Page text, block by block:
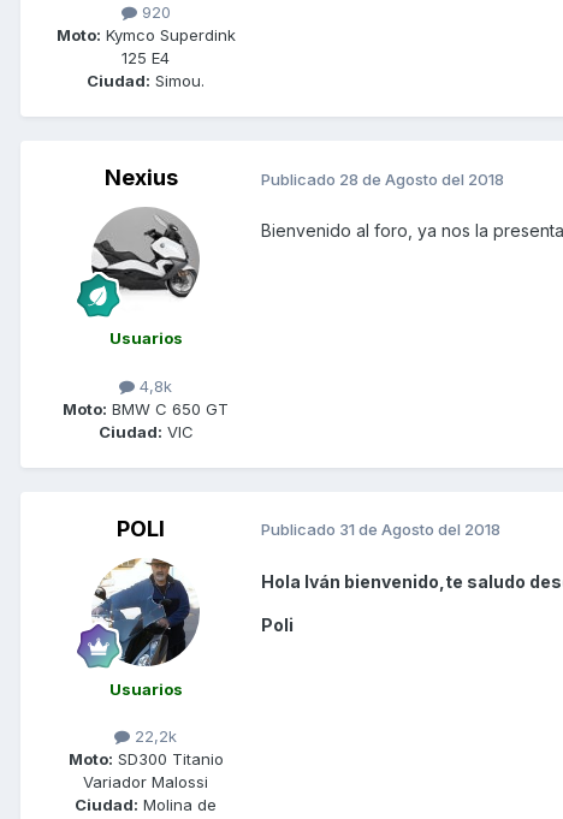
920
Moto: Kymco Superdink
125 E4
Ciudad: Simou.
Nexius
Usuarios
4,8k
Moto: BMW C 650 GT
Ciudad: VIC
Publicado 28 de Agosto del 2018
Bienvenido al foro, ya nos la
POLI
Usuarios
22,2k
Moto: SD300 Titanio
Variador Malossi
Ciudad: Molina de
Publicado 31 de Agosto del 2018
Hola Iván bienvenido,te saludo
Poli